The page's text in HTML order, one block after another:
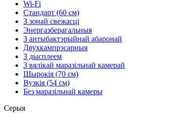
Wi-Fi
Стандарт (60 см)
З зонай свежасці
Энергазберагальныя
З антыбактэрыйнай абаронай
Двухкампрэсарныя
З дысплеем
З вялікай маразільнай камерай
Шырокія (70 см)
Вузкія (54 см)
Без маразільнай камеры
Серыя